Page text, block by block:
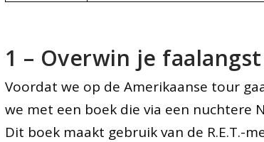
1 – Overwin je faalangst
Voordat we op de Amerikaanse tour
we met een boek die via een nuchtere
Dit boek maakt gebruik van de R.E.T.-